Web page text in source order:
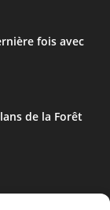
fois avec
de la Forêt